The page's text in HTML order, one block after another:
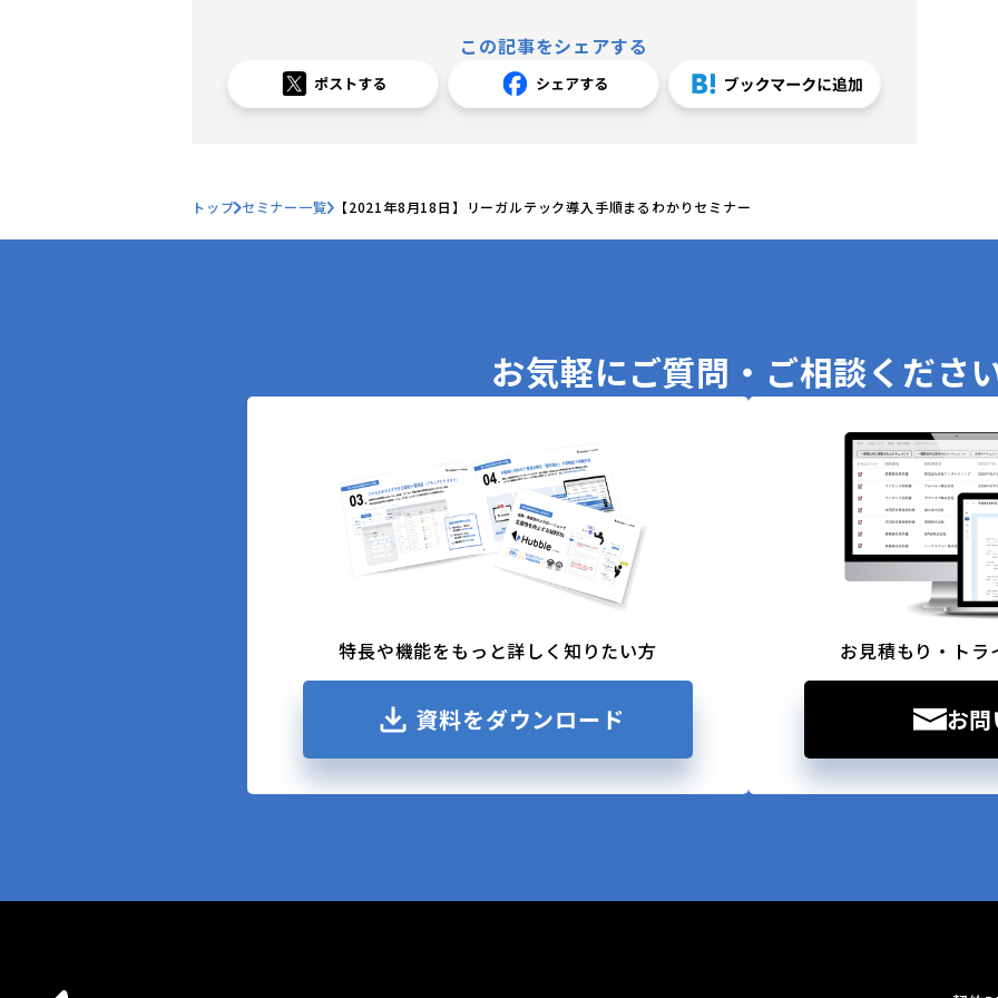
この記事をシェアする
トップ セミナー一覧 【2021年8月18日】リーガルテック導入手順まるわかりセミナー
お気軽にご質問・ご相談くださ
特長や機能をもっと詳しく知りたい方
資料をダウンロード
お見積もり・ト
お